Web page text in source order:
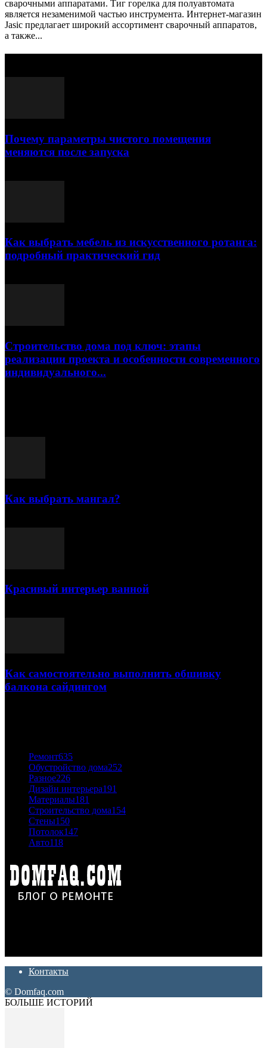
сварочными аппаратами. Тиг горелка для полуавтомата
является незаменимой частью инструмента. Интернет-магазин
Jasic предлагает широкий ассортимент сварочный аппаратов,
а также...
Почему параметры чистого помещения
меняются после запуска
Как выбрать мебель из искусственного ротанга:
подробный практический гид
Строительство дома под ключ: этапы
реализации проекта и особенности современного
индивидуального...
Как выбрать мангал?
Красивый интерьер ванной
Как самостоятельно выполнить обшивку
балкона сайдингом
Ремонт635
Обустройство дома252
Разное226
Дизайн интерьера191
Материалы181
Строительство дома154
Стены150
Потолок147
Авто118
Контакты
© Domfaq.com
БОЛЬШЕ ИСТОРИЙ